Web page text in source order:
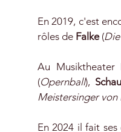
En 2019, c'est
rôles de Falke (
Au Musiktheater
(Opernball),
Meistersinger
En 2024 il fait